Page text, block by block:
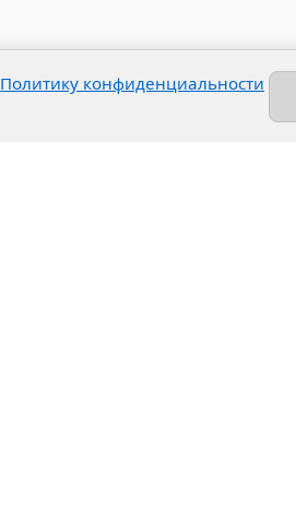
Политику конфиденциальности